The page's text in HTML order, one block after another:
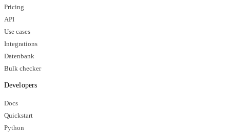
Pricing
API
Use cases
Integrations
Datenbank
Bulk checker
Developers
Docs
Quickstart
Python